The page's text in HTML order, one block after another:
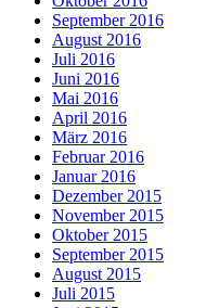
September 2016
August 2016
Juli 2016
Juni 2016
Mai 2016
April 2016
März 2016
Februar 2016
Januar 2016
Dezember 2015
November 2015
Oktober 2015
September 2015
August 2015
Juli 2015